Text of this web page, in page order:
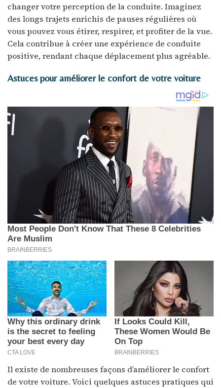
changer votre perception de la conduite. Imaginez
des longs trajets enrichis de pauses régulières où
vous pouvez vous étirer, respirer, et profiter de la vue.
Cela contribue à créer une expérience de conduite
positive, rendant chaque déplacement plus agréable.
Astuces pour améliorer le confort de votre voiture
Il existe de nombreuses façons d’améliorer le confort
de votre voiture. Voici quelques astuces pratiques qui